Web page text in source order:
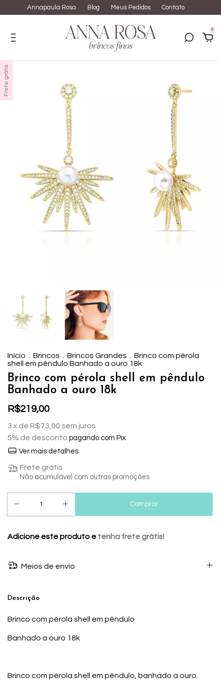
Annapaula Rosa Blog Meus Pedidos Contato
0
Frete grátis
Início Brincos Brincos Grandes
Brinco com pérola
shell em pêndulo Banhado a ouro 18k
Brinco com pérola shell em pêndulo
Banhado a ouro 18k
R$219,00
3 x de R$73,00 sem juros
5% de desconto pagando com Pix
Ver mais detalhes
Frete grátis
Não acumulável com outras promoções
Adicione este produto e tenha frete grátis!
Meios de envio
Descrição
Brinco com pérola shell em pêndulo
Banhado a ouro 18k
Brinco com pérola shell em pêndulo, banhado a ouro.